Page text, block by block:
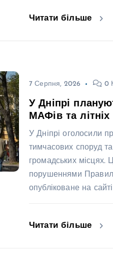
Читати більше
7 Серпня, 2026 0
У Дніпрі
МАФів та
У Дніпрі оголосили
тимчасових споруд та
громадських місцях.
порушеннями Правил
опубліковане на
Читати більше